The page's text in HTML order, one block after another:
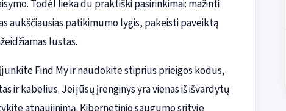
Todėl lieka du praktiški pasirinkimai: mažinti
aukščiausias patikimumo lygis, pakeisti paveiktą
lustas.
Find My ir naudokite stiprius prieigos kodus,
ir kabelius. Jei jūsų įrenginys yra vienas iš išvardytų